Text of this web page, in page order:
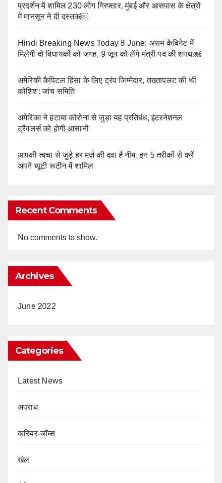
प्रदर्शन में शामिल 230 लोग गिरफ्तार, मुंबई और आसपास के क्षेत्रों
में मानसून ने दी दस्तक￼
Hindi Breaking News Today 8 June: असम कैबिनेट में
मिलेगी दो विधायकों को जगह, 9 जून को लेंगे मंत्री पद की शपथ￼
अमेरिकी कैपिटल हिंसा के लिए ट्रंप जिम्मेदार, तख्तापलट की थी
कोशिश: जांच समिति
अमेरिका ने हटाया कोरोना से जुड़ा यह प्रतिबंध, इंटरनेशनल
ट्रैवलर्स को होगी आसानी
आपकी त्वचा से जुड़े हर मर्ज़ की दवा है नीम, इन 5 तरीकों से करें
अपने ब्यूटी रूटीन में शामिल
Recent Comments
No comments to show.
Archives
June 2022
Categories
Latest News
अपराध
करियर-जॉब्स
खेल